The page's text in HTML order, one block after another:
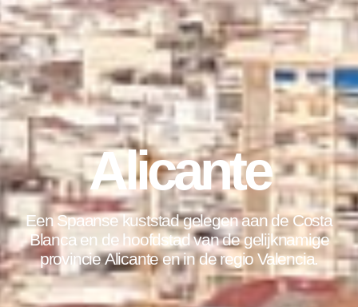
Alicante
Een Spaanse kuststad gelegen aan de Costa
Blanca en de hoofdstad van de gelijknamige
provincie Alicante en in de regio Valencia.